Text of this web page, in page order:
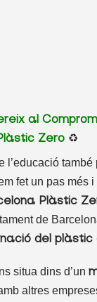
al
Zero ♻️
l’educació
fet un pas més i
Plàstic
de
del plàstic
situa dins d’un
altres